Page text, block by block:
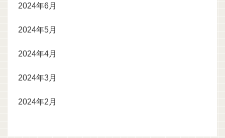
2024年6月
2024年5月
2024年4月
2024年3月
2024年2月